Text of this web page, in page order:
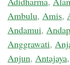
Ambulu, Amis,
Andamui,
Anggrawati,
Anjun, Antajaya,